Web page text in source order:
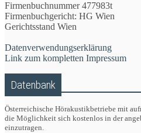
Firmenbuchnummer 477983t
Firmenbuchgericht: HG Wien
Gerichtsstand Wien
Datenverwendungserklärung
Link zum kompletten Impressum
Datenbank
Österreichische Hörakustikbetriebe mit
die Möglichkeit sich kostenlos in der
einzutragen.